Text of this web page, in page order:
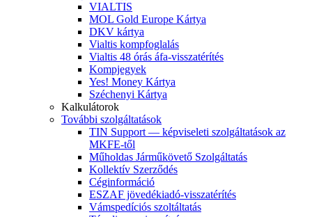
VIALTIS
MOL Gold Europe Kártya
DKV kártya
Vialtis kompfoglalás
Vialtis 48 órás áfa-visszatérítés
Kompjegyek
Yes! Money Kártya
Széchenyi Kártya
Kalkulátorok
További szolgáltatások
TIN Support — képviseleti szolgáltatások az
MKFE-től
Műholdas Járműkövető Szolgáltatás
Kollektív Szerződés
Céginformáció
ESZAF jövedékiadó-visszatérítés
Vámspedíciós szoltáltatás